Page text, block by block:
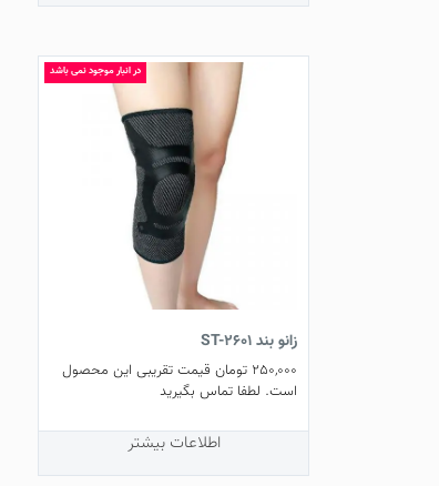
در انبار موجود نمی باشد
زانو بند ST-2601
250,000 تومان قیمت تقریبی این محصول
است. لطفا تماس بگیرید
اطلاعات بیشتر